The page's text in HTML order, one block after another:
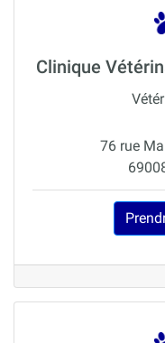
Clinique
76 rue